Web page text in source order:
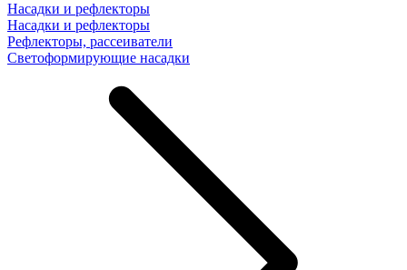
Насадки и рефлекторы
Насадки и рефлекторы
Рефлекторы, рассеиватели
Светоформирующие насадки